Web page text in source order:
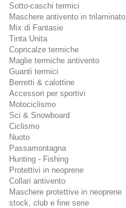
Sotto-caschi termici
Maschere antivento in trilaminato
Mix di Fantasie
Tinta Unita
Copricalze termiche
Maglie termiche antivento
Guanti termici
Berretti & calottine
Accessori per sportivi
Motociclismo
Sci & Snowboard
Ciclismo
Nuoto
Passamontagna
Hunting - Fishing
Protettivi in neoprene
Collari antivento
Maschere protettive in neoprene
stock, club e fine serie